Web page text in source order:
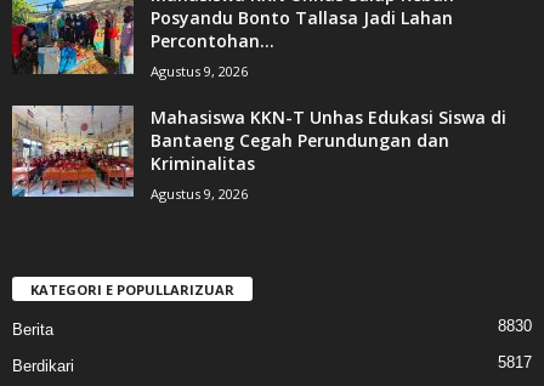
Posyandu Bonto Tallasa Jadi Lahan
Percontohan...
Agustus 9, 2026
Mahasiswa KKN-T Unhas Edukasi Siswa di
Bantaeng Cegah Perundungan dan
Kriminalitas
Agustus 9, 2026
KATEGORI E POPULLARIZUAR
Berita 8830
Berdikari 5817